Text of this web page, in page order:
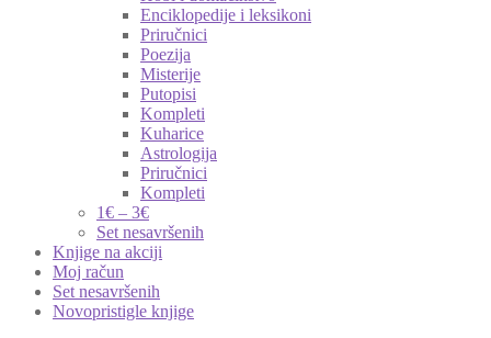
Enciklopedije i leksikoni
Priručnici
Poezija
Misterije
Putopisi
Kompleti
Kuharice
Astrologija
Priručnici
Kompleti
1€ – 3€
Set nesavršenih
Knjige na akciji
Moj račun
Set nesavršenih
Novopristigle knjige